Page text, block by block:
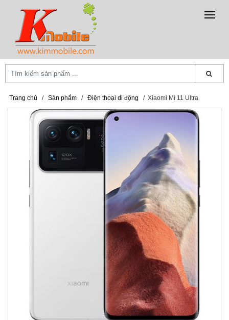
Trang chủ / Sản phẩm / Điện thoại di động / Xiaomi Mi 11 Ultra